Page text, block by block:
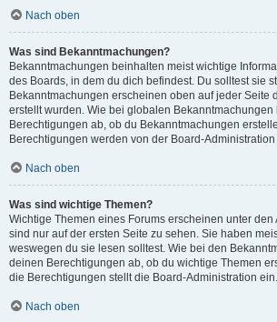
Nach oben
Was sind Bekanntmachungen?
Bekanntmachungen beinhalten meist wichtige
des Boards, in dem du dich befindest. Du solltest sie
Bekanntmachungen erscheinen oben auf jeder Seite
erstellt wurden. Wie bei globalen Bekanntmachungen
Berechtigungen ab, ob du Bekanntmachungen
Berechtigungen werden von der Board-
Nach oben
Was sind wichtige Themen?
Wichtige Themen eines Forums erscheinen unter den
sind nur auf der ersten Seite zu sehen. Sie haben
weswegen du sie lesen solltest. Wie bei den
deinen Berechtigungen ab, ob du wichtige Themen
die Berechtigungen stellt die Board-Administration ein.
Nach oben